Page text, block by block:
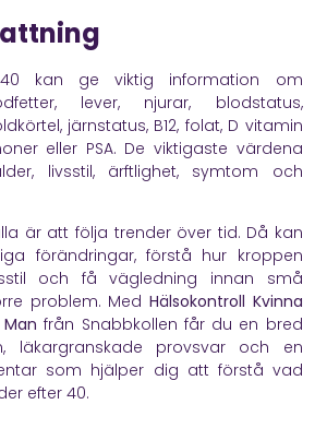
kan ge viktig information om
lever, njurar, blodstatus,
järnstatus, B12, folat, D vitamin
eller PSA. De viktigaste värdena
livsstil, ärftlighet, symtom och
är att följa trender över tid. Då kan
förändringar, förstå hur kroppen
och få vägledning innan små
problem. Med Hälsokontroll Kvinna
från Snabbkollen får du en bred
läkargranskade provsvar och en
som hjälper dig att förstå vad
efter 40.